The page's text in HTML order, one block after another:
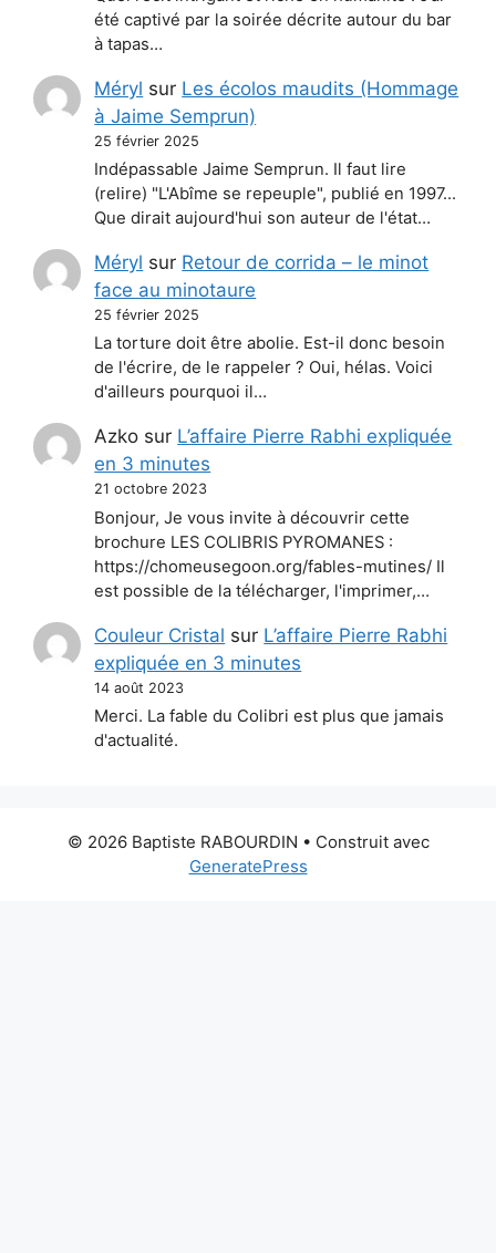
été captivé par la soirée décrite autour du bar
à tapas…
Méryl sur Les écolos maudits (Hommage
à Jaime Semprun)
25 février 2025
Indépassable Jaime Semprun. Il faut lire
(relire) "L'Abîme se repeuple", publié en 1997...
Que dirait aujourd'hui son auteur de l'état…
Méryl sur Retour de corrida – le minot
face au minotaure
25 février 2025
La torture doit être abolie. Est-il donc besoin
de l'écrire, de le rappeler ? Oui, hélas. Voici
d'ailleurs pourquoi il…
Azko sur L’affaire Pierre Rabhi expliquée
en 3 minutes
21 octobre 2023
Bonjour, Je vous invite à découvrir cette
brochure LES COLIBRIS PYROMANES :
https://chomeusegoon.org/fables-mutines/ Il
est possible de la télécharger, l'imprimer,…
Couleur Cristal sur L’affaire Pierre Rabhi
expliquée en 3 minutes
14 août 2023
Merci. La fable du Colibri est plus que jamais
d'actualité.
© 2026 Baptiste RABOURDIN • Construit avec
GeneratePress